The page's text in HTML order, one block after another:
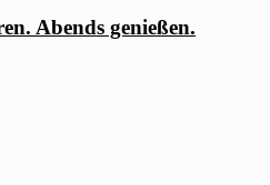
Abends genießen.